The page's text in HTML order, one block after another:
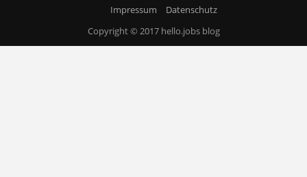
Impressum
Datenschutz
Copyright © 2017 hello.jobs blog